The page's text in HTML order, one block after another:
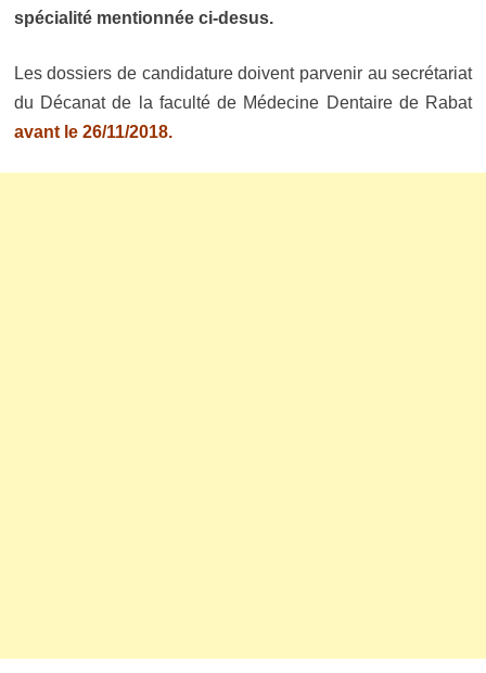
spécialité mentionnée ci-desus.
Les dossiers de candidature doivent parvenir au secrétariat
du Décanat de la faculté de Médecine Dentaire de Rabat
avant le 26/11/2018.